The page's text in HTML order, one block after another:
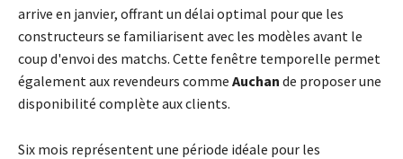
arrive en janvier, offrant un délai optimal pour que les
constructeurs se familiarisent avec les modèles avant le
coup d'envoi des matchs. Cette fenêtre temporelle permet
également aux revendeurs comme Auchan de proposer une
disponibilité complète aux clients.
Six mois représentent une période idéale pour les